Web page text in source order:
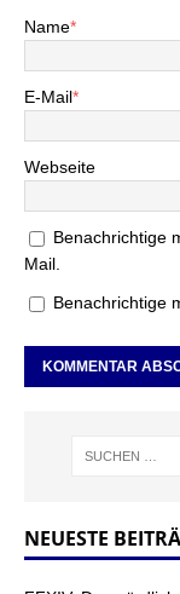
Name*
E-Mail*
Webseite
Benachrichtige
Mail.
Benachrichtige
NEUESTE